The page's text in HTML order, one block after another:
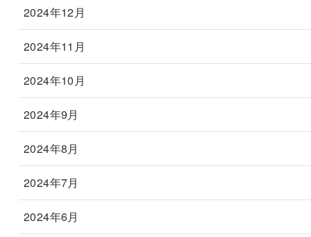
2024年12月
2024年11月
2024年10月
2024年9月
2024年8月
2024年7月
2024年6月